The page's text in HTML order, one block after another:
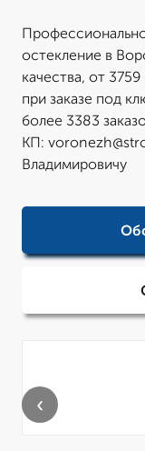
остекление в
качества, от
при заказе под
более 3383
КП:
Владимировичу
‹